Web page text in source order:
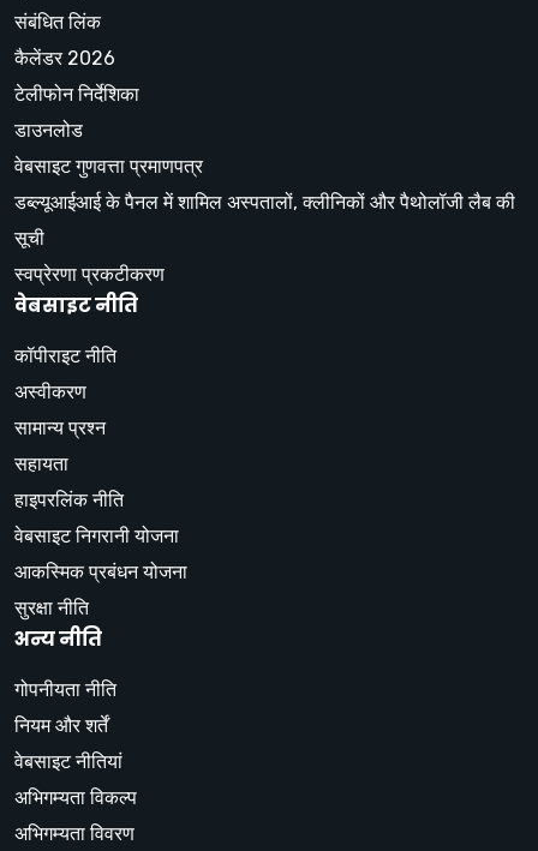
संबंधित लिंक
कैलेंडर 2026
टेलीफोन निर्देशिका
डाउनलोड
वेबसाइट गुणवत्ता प्रमाणपत्र
डब्ल्यूआईआई के पैनल में शामिल अस्पतालों, क्लीनिकों और पैथोलॉजी लैब की
सूची
स्वप्रेरणा प्रकटीकरण
वेबसाइट नीति
कॉपीराइट नीति
अस्वीकरण
सामान्य प्रश्न
सहायता
हाइपरलिंक नीति
वेबसाइट निगरानी योजना
आकस्मिक प्रबंधन योजना
सुरक्षा नीति
अन्य नीति
गोपनीयता नीति
नियम और शर्तें
वेबसाइट नीतियां
अभिगम्यता विकल्प
अभिगम्यता विवरण